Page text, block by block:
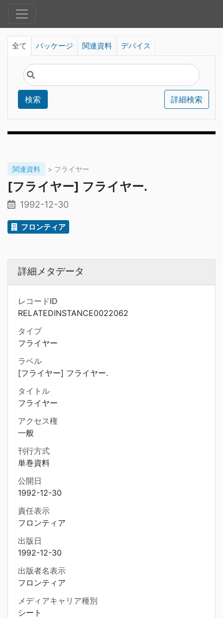
全て パッケージ 関連資料 デバイス
検索 詳細検索
関連資料 > フライヤー
[フライヤー] フライヤー.
1992-12-30
フロンティア
詳細メタデータ
レコードID
RELATEDINSTANCE0022062
タイプ
フライヤー
ラベル
[フライヤー] フライヤー.
タイトル
フライヤー
アクセス権
一般
刊行方式
単巻資料
公開日
1992-12-30
責任表示
フロンティア
出版日
1992-12-30
出版者名表示
フロンティア
メディアキャリア種別
シート